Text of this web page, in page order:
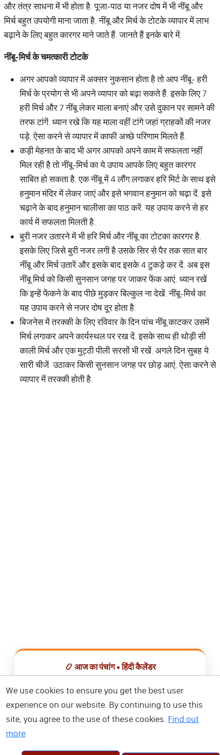
और तंत्र साधना में भी होता है. पूजा-पाठ या नजर दोष में भी नींबू और
मिर्च बहुत उपयोगी माना जाता है. नींबू और मिर्च के टोटके व्यापार में लाभ
बढ़ाने के लिए बहुत कारगर माने जाते हैं. जानते हैं इनके बारे में.
नींबू-मिर्च के चमत्कारी टोटके
अगर आपको व्यापार में अक्सर नुकसान होता है तो आप नींबू- हरी
मिर्च के प्रयोग से भी अपने व्यापार को बढ़ा सकते हैं. इसके लिए 7
हरी मिर्च और 7 नींबू लेकर माला बनाएं और उसे दुकान पर सामने की
तरफ टांगें. ध्यान रखे कि यह माला वहीं टांगे जहां ग्राहकों की नजर
पड़े. ऐसा करने से व्यापार में काफी अच्छे परिणाम मिलते हैं.
कड़ी मेहनत के बाद भी अगर आपको अपने काम में सफलता नहीं
मिल रही है तो नींबू-मिर्च का ये उपाय आपके लिए बहुत कारगर
साबित हो सकता है. एक नींबू में 4 लौंग लगाकर हरि मिर्ट के साथ इसे
हनुमान मंदिर में लेकर जाएं और इसे भगवान हनुमान को चढ़ा दें. इसे
चढ़ाने के बाद हनुमान चालीसा का पाठ करें. यह उपाय करने से हर
कार्य में सफलता मिलती है.
बुरी नजर उतारने में भी हरि मिर्च और नींबू का टोटका कारगर है.
इसके लिए जिसे बुरी नजर लगी है उसके सिर से पैर तक सात बार
नींबू और मिर्च उतारें और इसके बाद इसके 4 टुकड़े कर दें. अब इस
नींबू मिर्च को किसी सुनसान जगह पर जाकर फेंक आएं. ध्यान रखें
कि इन्हें फेंकने के बाद पीछे मुड़कर बिल्कुल ना देखें. नींबू-मिर्च का
यह उपाय करने से नजर दोष दूर होता है.
बिजनेस में तरक्की के लिए रविवार के दिन पांच नींबू काटकर उसमें
मिर्च लगाकर अपने कार्यस्थल पर रख दें. इसके साथ ही थोड़ी सी
काली मिर्च और एक मुट्ठी पीली सरसों भी रखें. अगले दिन सुबह ये
सारी चीजें उठाकर किसी सुनसान जगह पर छोड़ आएं. ऐसा करने से
व्यापार में तरक्की होती है.
📿 आज का पंचांग • हिंदी कैलेंडर
📅 हिंदी कैलेंडर ऐप डाउनलोड करें
We use cookies to ensure you get the best user
experience on our website. By continuing to use this
site, you agree to the use of these cookies. Find out
more